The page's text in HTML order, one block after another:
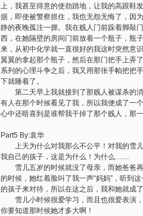
上，我甚至得意的使劲踏地，让我的高跟鞋
据，即使被警察抓住，我也无怨无悔了，因
静的夜晚孤注一掷。我在贱人门前跺着脚敲
西，在她隔壁的房间门前放着一个瓶子，瓶
来，从初中化学就一直很好的我这时突然意
翼翼的拿起那个瓶子，然后在那门把手上弄
系列的心理斗争之后，我又用那张手帕把把
下就睡着了。
第二天早上我就接到了那贱人被谋杀的消
有人在那个时候看见了我，所以我便成了一
心中还暗喜到是谁帮我干掉了那个贱人，那
Part5 By:袁华
上天为什么对我那么不公平！对我的雪儿
我自己的孩子，这是为什么！为什么……
雪儿五岁的时候就没了母亲，而她爸爸再
的时候，她红着脸叫了我一声“妈妈”，听到
的孩子来对待，所以在这之后，我和她就
雪儿小时候很爱学习，而且也很爱表演，
你要知道那时候她才多大啊！